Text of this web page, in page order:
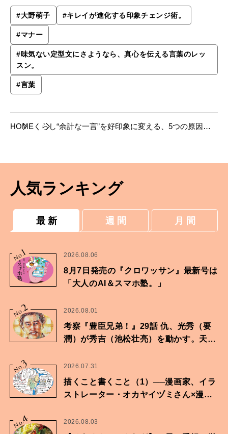
#⼤野萌⼦ #キレイが進化する印象チェンジ術。
#マナー
#味気ない定型文にさようなら、真心を伝える言葉のレッ
スン。
#言葉
HOME くらし“余計な一言”を好印象に変える、5つの原因
人気ランキング
最 新 週 間 月 間
No.
1 2026.08.06
8月7日発売の『クロワッサン』最新号は
「大人のAI＆スマホ塾。」
No.2 2026.08.01
考察『豊臣兄弟！』29話 仇、光秀（要
潤）が秀吉（池松壮亮）を動かす。天下
No.3 2026.07.31
描くこと書くこと（1）──漫画家、イラ
ストレーター・オカヤイヅミさん×漫画
No.4 2026.08.03